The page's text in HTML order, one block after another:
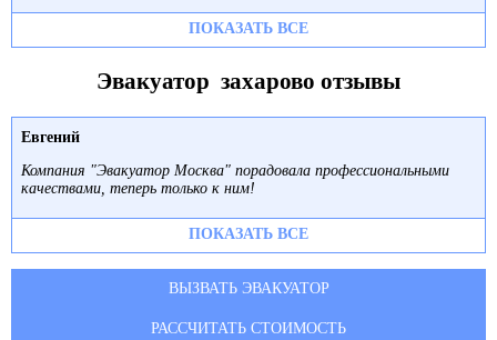
ПОКАЗАТЬ ВСЕ
Эвакуатор захарово отзывы
Евгений
Компания "Эвакуатор Москва" порадовала профессиональными
качествами, теперь только к ним!
ПОКАЗАТЬ ВСЕ
ВЫЗВАТЬ ЭВАКУАТОР
РАССЧИТАТЬ СТОИМОСТЬ